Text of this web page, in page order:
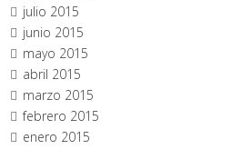
julio 2015
junio 2015
mayo 2015
abril 2015
marzo 2015
febrero 2015
enero 2015